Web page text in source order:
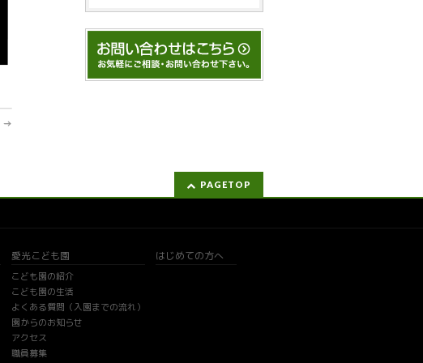
→
PAGETOP
愛光こども園
こども園の紹介
こども園の生活
よくある質問（入園までの流れ）
園からのお知らせ
アクセス
職員募集
はじめての方へ